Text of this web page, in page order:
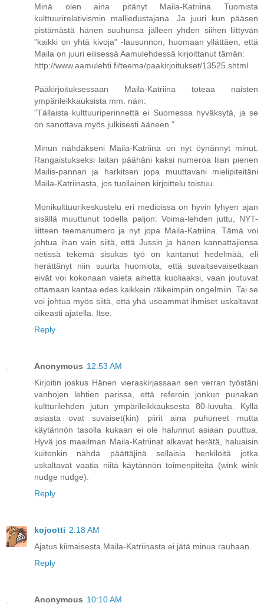
Minä olen aina pitänyt Maila-Katriina Tuomista
kulttuurirelativismin malliedustajana. Ja juuri kun pääsen
pistämästä hänen suuhunsa jälleen yhden siihen liittyvän
"kaikki on yhtä kivoja" -lausunnon, huomaan yllättäen, että
Maila on juuri eilisessä Aamulehdessä kirjoittanut tämän:
http://www.aamulehti.fi/teema/paakirjoitukset/13525.shtml
Pääkirjoituksessaan Maila-Katriina toteaa naisten
ympärileikkauksista mm. näin:
"Tällaista kulttuuriperinnettä ei Suomessa hyväksytä, ja se
on sanottava myös julkisesti ääneen."
Minun nähdäkseni Maila-Katriina on nyt öynännyt minut.
Rangaistukseksi laitan päähäni kaksi numeroa liian pienen
Mailis-pannan ja harkitsen jopa muuttavani mielipiteitäni
Maila-Katriinasta, jos tuollainen kirjoittelu toistuu.
Monikulttuurikeskustelu eri medioissa on hyvin lyhyen ajan
sisällä muuttunut todella paljon: Voima-lehden juttu, NYT-
liitteen teemanumero ja nyt jopa Maila-Katriina. Tämä voi
johtua ihan vain siitä, että Jussin ja hänen kannattajiensa
netissä tekemä sisukas työ on kantanut hedelmää, eli
herättänyt niin suurta huomiota, että suvaitsevaisetkaan
eivät voi kokonaan vaieta aihetta kuoliaaksi, vaan joutuvat
ottamaan kantaa edes kaikkein räikeimpiin ongelmiin. Tai se
voi johtua myös siitä, että yhä useammat ihmiset uskaltavat
oikeasti ajatella. Itse.
Reply
Anonymous 12:53 AM
Kirjoitin joskus Hänen vieraskirjassaan sen verran työstäni
vanhojen lehtien parissa, että referoin jonkun punakan
kultturilehden jutun ympärileikkauksesta 80-luvulta. Kyllä
asiasta ovat suvaiset(kin) piirit aina puhuneet mutta
käytännön tasolla kukaan ei ole halunnut asiaan puuttua.
Hyvä jos maailman Maila-Katriinat alkavat herätä, haluaisin
kuitenkin nähdä päättäjinä sellaisia henkilöitä jotka
uskaltavat vaatia niitä käytännön toimenpiteitä (wink wink
nudge nudge).
Reply
kojootti 2:18 AM
Ajatus kiimaisesta Maila-Katriinasta ei jätä minua rauhaan.
Reply
Anonymous 10:10 AM